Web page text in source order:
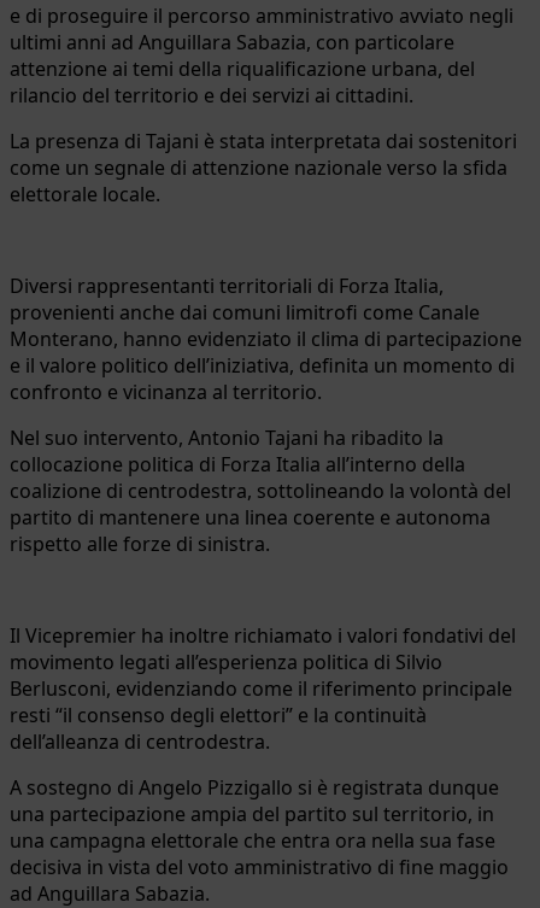
e di proseguire il percorso amministrativo avviato negli
ultimi anni ad Anguillara Sabazia, con particolare
attenzione ai temi della riqualificazione urbana, del
rilancio del territorio e dei servizi ai cittadini.
La presenza di Tajani è stata interpretata dai sostenitori
come un segnale di attenzione nazionale verso la sfida
elettorale locale.
Diversi rappresentanti territoriali di Forza Italia,
provenienti anche dai comuni limitrofi come Canale
Monterano, hanno evidenziato il clima di partecipazione
e il valore politico dell’iniziativa, definita un momento di
confronto e vicinanza al territorio.
Nel suo intervento, Antonio Tajani ha ribadito la
collocazione politica di Forza Italia all’interno della
coalizione di centrodestra, sottolineando la volontà del
partito di mantenere una linea coerente e autonoma
rispetto alle forze di sinistra.
Il Vicepremier ha inoltre richiamato i valori fondativi del
movimento legati all’esperienza politica di Silvio
Berlusconi, evidenziando come il riferimento principale
resti “il consenso degli elettori” e la continuità
dell’alleanza di centrodestra.
A sostegno di Angelo Pizzigallo si è registrata dunque
una partecipazione ampia del partito sul territorio, in
una campagna elettorale che entra ora nella sua fase
decisiva in vista del voto amministrativo di fine maggio
ad Anguillara Sabazia.